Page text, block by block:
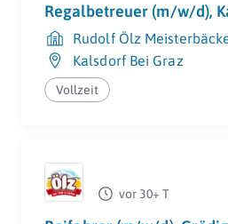
Regalbetreuer (m/w/d),
Rudolf Ölz
Kalsdorf Bei Graz
Vollzeit
vor 30+ T